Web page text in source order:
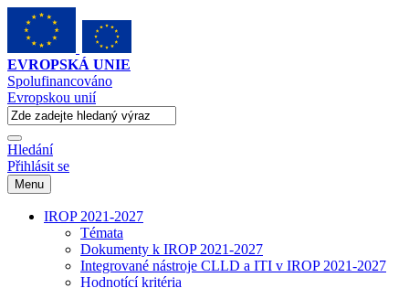
EVROPSKÁ UNIE
Spolufinancováno
Evropskou unií
Hledání
Přihlásit se
Menu
IROP 2021-2027
Témata
Dokumenty k IROP 2021-2027
Integrované nástroje CLLD a ITI v IROP 2021-2027
Hodnotící kritéria